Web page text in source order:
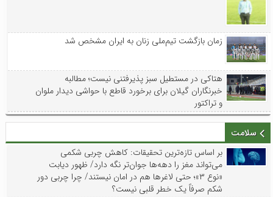
زمان بازگشت تیم‌ملی زنان به ایران مشخص شد
هتاکی در مستطیل سبز پذیرفتنی نیست؛ مطالبه
خبرنگاران گیلان برای برخورد قاطع با حواشی دیدار ملوان
و تراکتور
سلامت
بر اساس تازه‌ترین تحقیقات: کاهش چربی شکمی
می‌تواند مغز را دهه‌ها جوان‌تر نگه دارد/ ظهور دیابت
«نوع ۳»؛ حتی لاغرها هم در امان نیستند/ چرا چربی دور
شکم صرفاً یک خطر قلبی نیست؟